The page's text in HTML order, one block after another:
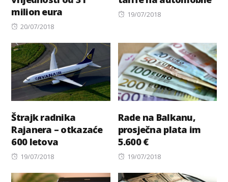
milion eura
Posted
20/07/2018
Posted
19/07/2018
Štrajk radnika
Rajanera – otkazaće
600 letova
Posted
19/07/2018
Rade na Balkanu,
prosječna plata im
5.600 €
Posted
19/07/2018